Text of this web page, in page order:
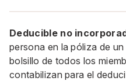
Deducible no
persona en la póliza de
bolsillo de todos los
contabilizan para el